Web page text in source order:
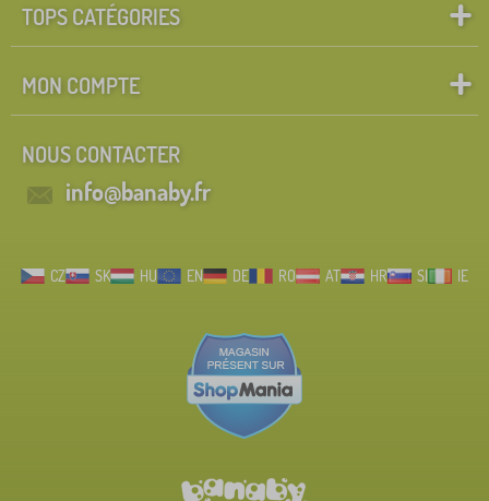
TOPS CATÉGORIES
MON COMPTE
NOUS CONTACTER
info@banaby.fr
CZ SK HU EN DE RO AT HR SI IE